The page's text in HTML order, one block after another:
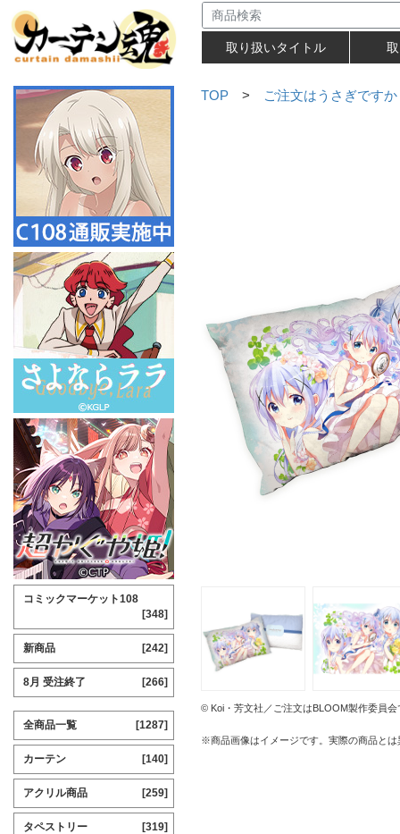
取り扱いタイトル
TOP > ご注文はうさぎです
© Koi・芳文社／ご注文はBLOOM製作委員会
※商品画像はイメージです。実際の商品と
コミックマーケット108
[348]
新商品 [242]
8月 受注終了 [266]
全商品一覧 [1287]
カーテン [140]
アクリル商品 [259]
タペストリー [319]